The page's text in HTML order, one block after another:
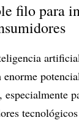
filo para